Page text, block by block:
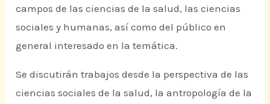
campos de las ciencias de la salud, las ciencias
sociales y humanas, así como del público en
general interesado en la temática.
Se discutirán trabajos desde la perspectiva de las
ciencias sociales de la salud, la antropología de la